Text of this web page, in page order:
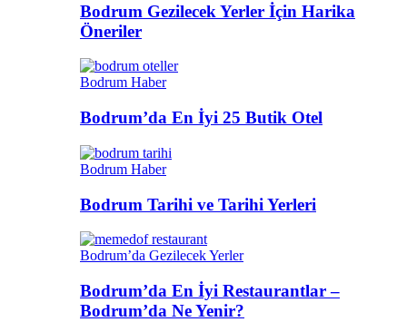
Bodrum Gezilecek Yerler İçin Harika
Öneriler
Bodrum Haber
Bodrum’da En İyi 25 Butik Otel
Bodrum Haber
Bodrum Tarihi ve Tarihi Yerleri
Bodrum’da Gezilecek Yerler
Bodrum’da En İyi Restaurantlar –
Bodrum’da Ne Yenir?